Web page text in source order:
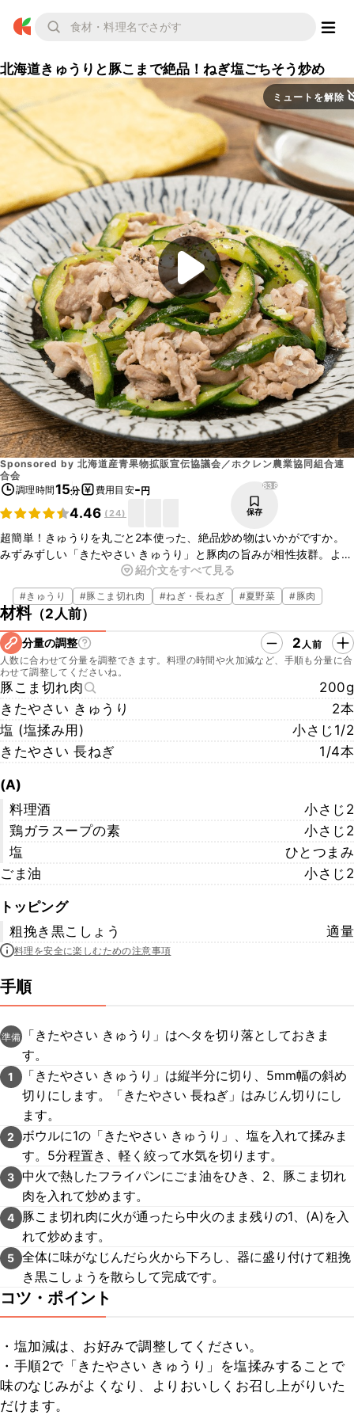
北海道きゅうりと豚こまで絶品！ねぎ塩ごちそう炒め
ミュートを解除
Sponsored by 北海道産青果物拡販宣伝協議会／ホクレン農業協同組合連
合会
調理時間15分 費用目安-円
4.46 (24)
838
保存
超簡単！きゅうりを丸ごと2本使った、絶品炒め物はいかがですか。
みずみずしい「きたやさい きゅうり」と豚肉の旨みが相性抜群。よく
絡んだねぎ塩だれで、ごはんが進む一品ですよ。家にある調味料です
ぐ調理できるので、ぜひ一度お試しくださいね。
紹介文をすべて見る
#きゅうり #豚こま切れ肉 #ねぎ・長ねぎ #夏野菜 #豚肉
材料（2人前）
分量の調整 2 人前
人数に合わせて分量を調整できます。料理の時間や火加減など、手順も分量に合
わせて調整してくださいね。
豚こま切れ肉
200g
きたやさい きゅうり
2本
塩 (塩揉み用)
小さじ1/2
きたやさい 長ねぎ
1/4本
(A)
料理酒
小さじ2
鶏ガラスープの素
小さじ2
塩
ひとつまみ
ごま油
小さじ2
トッピング
粗挽き黒こしょう
適量
料理を安全に楽しむための注意事項
手順
準備
「きたやさい きゅうり」はヘタを切り落としておきま
す。
1
「きたやさい きゅうり」は縦半分に切り、5mm幅の斜め
切りにします。「きたやさい 長ねぎ」はみじん切りにし
ます。
2
ボウルに1の「きたやさい きゅうり」、塩を入れて揉みま
す。5分程置き、軽く絞って水気を切ります。
3 中火で熱したフライパンにごま油をひき、2、豚こま切れ
肉を入れて炒めます。
4
豚こま切れ肉に火が通ったら中火のまま残りの1、(A)を入
れて炒めます。
5 全体に味がなじんだら火から下ろし、器に盛り付けて粗挽
き黒こしょうを散らして完成です。
コツ・ポイント
・塩加減は、お好みで調整してください。
・手順2で「きたやさい きゅうり」を塩揉みすることで
味のなじみがよくなり、よりおいしくお召し上がりいた
だけます。